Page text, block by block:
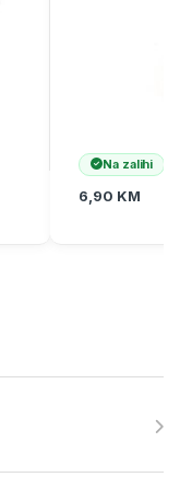
Na zalihi
6,90 KM